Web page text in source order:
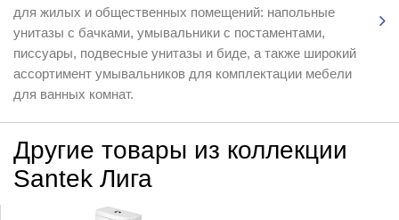
для жилых и общественных помещений: напольные
унитазы с бачками, умывальники с постаментами,
писсуары, подвесные унитазы и биде, а также широкий
ассортимент умывальников для комплектации мебели
для ванных комнат.
Другие товары из коллекции
Santek Лига